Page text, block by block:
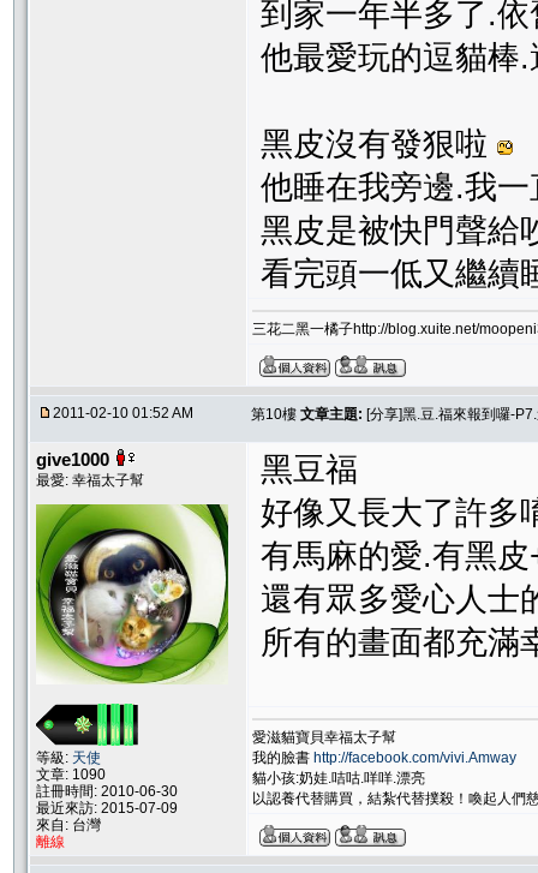
到家一年半多了.
他最愛玩的逗貓棒
黑皮沒有發狠啦
他睡在我旁邊.我
黑皮是被快門聲給
看完頭一低又繼續
三花二黑一橘子http://blog.xuite.net/
2011-02-10 01:52 AM 第10樓 文章主題: [分享]黑.豆.福來報到囉-
give1000
最愛: 幸福太子幫
等級: 天使
文章: 1090
註冊時間: 2010-06-30
最近來訪: 2015-07-09
來自: 台灣
離線
黑豆福
好像又長大了許多
有馬麻的愛.有黑
還有眾多愛心人士
所有的畫面都充
愛滋貓寶貝幸福太子幫
我的臉書 http://facebook.com/vivi.Amway
貓小孩:奶娃.咭咕.咩咩.漂亮
以認養代替購買，結紮代替撲殺！喚起人們